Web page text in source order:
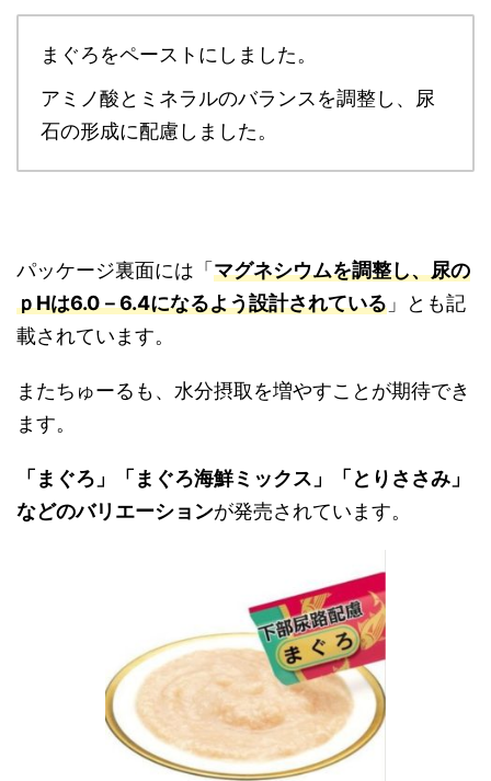
まぐろをペーストにしました。
アミノ酸とミネラルのバランスを調整し、尿
石の形成に配慮しました。
パッケージ裏面には「 マグネシウムを調整し、尿の
ｐHは6.0－6.4になるよう設計されている 」とも記
載されています。
またちゅーるも、水分摂取を増やすことが期待でき
ます。
「まぐろ」「まぐろ海鮮ミックス」「とりささみ」
などのバリエーションが発売されています。